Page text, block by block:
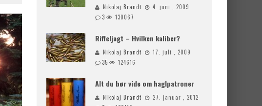
Nikolaj Brandt
4. juni , 2009
3
130067
Riffeljagt – Hvilken kaliber?
Nikolaj Brandt
17. juli , 2009
35
124616
Alt du bør vide om haglpatroner
Nikolaj Brandt
27. januar , 2012